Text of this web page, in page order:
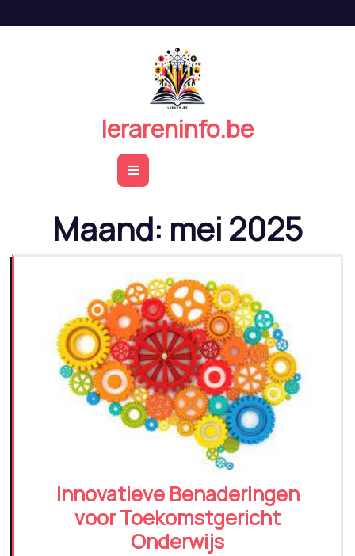
de
lerareninfo.be
Open
Maand: mei 2025
Innovatieve Benaderingen
voor Toekomstgericht
Onderwijs